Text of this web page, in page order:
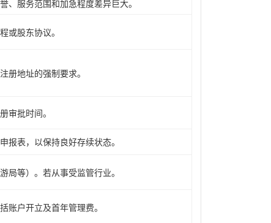
、服务范围和加急程度差异巨大。
或股东协议。
册地址的强制要求。
审批时间。
报表，以保持良好存续状态。
局等）。若从事受监管行业。
账户开立及首年管理费。